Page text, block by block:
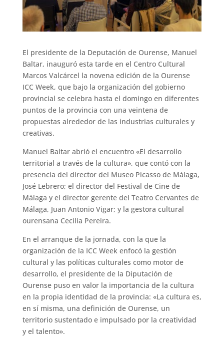
El presidente de la Deputación de Ourense, Manuel
Baltar, inauguró esta tarde en el Centro Cultural
Marcos Valcárcel la novena edición de la Ourense
ICC Week, que bajo la organización del gobierno
provincial se celebra hasta el domingo en diferentes
puntos de la provincia con una veintena de
propuestas alrededor de las industrias culturales y
creativas.
Manuel Baltar abrió el encuentro «El desarrollo
territorial a través de la cultura», que contó con la
presencia del director del Museo Picasso de Málaga,
José Lebrero; el director del Festival de Cine de
Málaga y el director gerente del Teatro Cervantes de
Málaga, Juan Antonio Vigar; y la gestora cultural
ourensana Cecilia Pereira.
En el arranque de la jornada, con la que la
organización de la ICC Week enfocó la gestión
cultural y las políticas culturales como motor de
desarrollo, el presidente de la Diputación de
Ourense puso en valor la importancia de la cultura
en la propia identidad de la provincia: «La cultura es,
en sí misma, una definición de Ourense, un
territorio sustentado e impulsado por la creatividad
y el talento».